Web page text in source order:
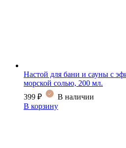
Настой для бани и сауны с
морской солью, 200 мл.
399 ₽
В наличии
В корзину